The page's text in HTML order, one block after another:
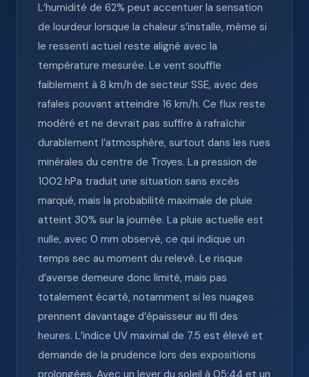
L’humidité de 62% peut accentuer la sensation
de lourdeur lorsque la chaleur s’installe, même si
le ressenti actuel reste aligné avec la
température mesurée. Le vent souffle
faiblement à 8 km/h de secteur SSE, avec des
rafales pouvant atteindre 16 km/h. Ce flux reste
modéré et ne devrait pas suffire à rafraîchir
durablement l’atmosphère, surtout dans les rues
minérales du centre de Troyes. La pression de
1002 hPa traduit une situation sans excès
marqué, mais la probabilité maximale de pluie
atteint 30% sur la journée. La pluie actuelle est
nulle, avec 0 mm observé, ce qui indique un
temps sec au moment du relevé. Le risque
d’averse demeure donc limité, mais pas
totalement écarté, notamment si les nuages
prennent davantage d’épaisseur au fil des
heures. L’indice UV maximal de 7.5 est élevé et
demande de la prudence lors des expositions
prolongées. Avec un lever du soleil à 05:44 et un